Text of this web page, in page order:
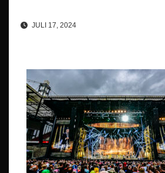
JULI 17, 2024